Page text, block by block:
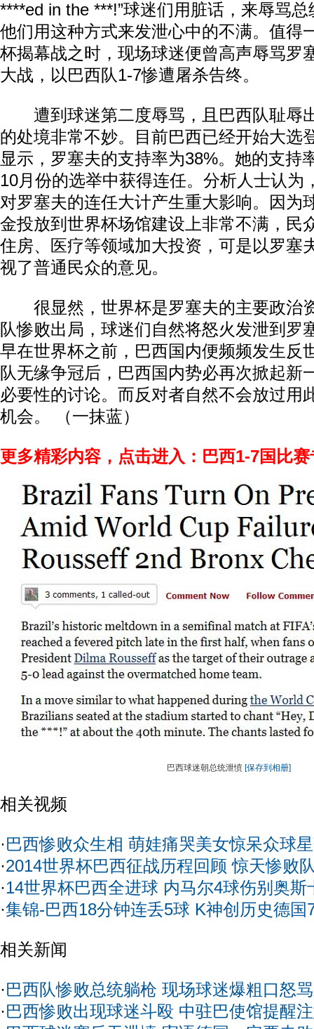
****ed in the ***!”球迷们用脏话，来辱骂
他们用这种方式来发泄心中的不满。值得
杯揭幕战之时，现场球迷便曾高声辱骂罗
大战，以巴西队1-7惨遭屠杀告终。
遭到球迷第二度辱骂，且巴西队耻辱
的处境非常不妙。目前巴西已经开始大选
显示，罗塞夫的支持率为38%。她的支持
10月份的选举中获得连任。分析人士认为
对罗塞夫的连任大计产生重大影响。因为
金投放到世界杯场馆建设上非常不满，民
住房、医疗等领域加大投资，可是以罗塞
视了普通民众的意见。
很显然，世界杯是罗塞夫的主要政治
队惨败出局，球迷们自然将怒火发泄到罗
早在世界杯之前，巴西国内便频频发生反
队无缘争冠后，巴西国内势必再次掀起新
必要性的讨论。而反对者自然不会放过用
机会。 （一抹蓝）
更多精彩内容，点击进入：巴西1-7国比赛
巴西球迷朝总统泄愤 [保存到相册]
相关视频
·巴西惨败众生相 萌娃痛哭美女惊呆众球
·2014世界杯巴西征战历程回顾 惊天惨败
·14世界杯巴西全进球 内马尔4球伤别奥斯
·集锦-巴西18分钟连丢5球 K神创历史德国
相关新闻
·巴西队惨败总统躺枪 现场球迷爆粗口怒
·巴西惨败出现球迷斗殴 中驻巴使馆提醒